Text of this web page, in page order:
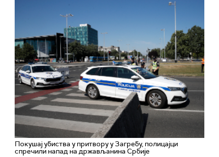
Покушај убиства у притвору у Загребу, полицајци
спречили напад на држављанина Србије